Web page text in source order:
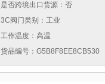
是否跨境出口货源：否
3C阀门类别：工业
工作温度：高温
货品编号：G5B8F8EE8CB530